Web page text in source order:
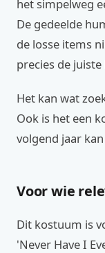
het simpelweg
De gedeelde
de losse items
precies de
Het kan wat
Ook is het een
volgend jaar
Voor wie
Dit kostuum is
'Never Have I